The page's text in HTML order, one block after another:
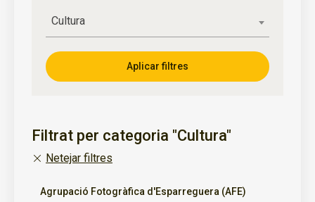
Cultura
Filtrat per categoria "Cultura"
Netejar filtres
Agrupació Fotogràfica d'Esparreguera (AFE)